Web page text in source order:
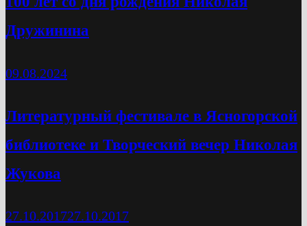
Дружинина
09.08.2024
Литературный фестивале в Ясногорской
библиотеке и Творческий вечер Николая
Жукова
27.10.201727.10.2017